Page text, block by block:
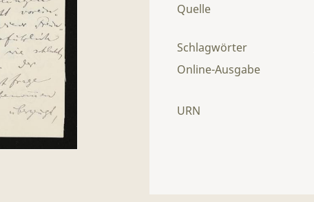
Quelle
Schlagwörter
Online-Ausgabe
URN